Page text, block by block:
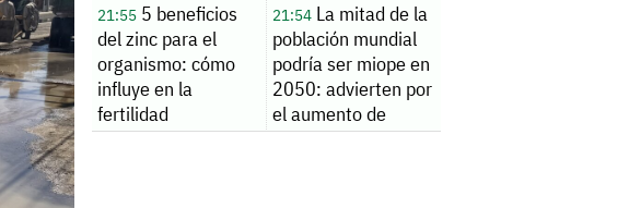
21:55 5 beneficios
del zinc para el
organismo: cómo
influye en la
fertilidad
21:54La mitad de la
población mundial
podría ser miope en
2050: advierten por
el aumento de
casos